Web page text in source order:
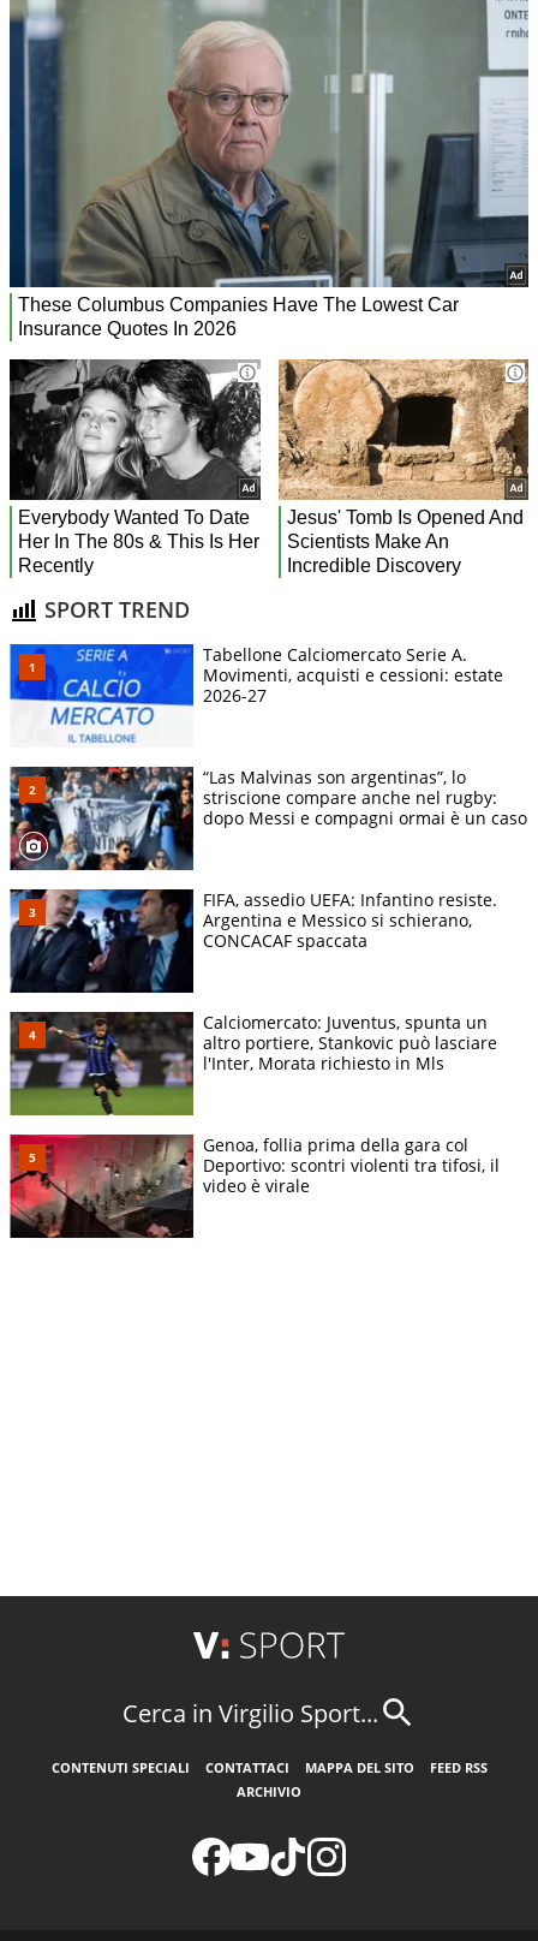
SPORT TREND
Tabellone Calciomercato Serie A.
Movimenti, acquisti e cessioni: estate
2026-27
“Las Malvinas son argentinas”, lo
striscione compare anche nel rugby:
dopo Messi e compagni ormai è un caso
FIFA, assedio UEFA: Infantino resiste.
Argentina e Messico si schierano,
CONCACAF spaccata
Calciomercato: Juventus, spunta un
altro portiere, Stankovic può lasciare
l'Inter, Morata richiesto in Mls
Genoa, follia prima della gara col
Deportivo: scontri violenti tra tifosi, il
video è virale
Cerca in Virgilio Sport...
CONTENUTI SPECIALI CONTATTACI MAPPA DEL SITO
FEED RSS
ARCHIVIO